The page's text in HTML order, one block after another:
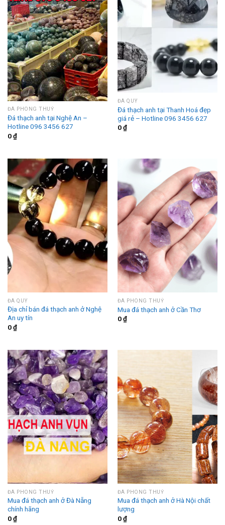
ĐÁ PHONG THUỶ
Đá thạch anh tại Nghệ An –
Hotline 096 3456 627
0₫
ĐÁ QUÝ
Đá thạch anh tại Thanh Hoá đẹp
giá rẻ – Hotline 096 3456 627
0₫
ĐÁ QUÝ
Địa chỉ bán đá thạch anh ở Nghệ
An uy tín
0₫
ĐÁ PHONG THUỶ
Mua đá thạch anh ở Cần Thơ
0₫
ĐÁ PHONG THUỶ
Mua đá thạch anh ở Đà Nẵng
chính hãng
0₫
ĐÁ PHONG THUỶ
Mua đá thạch anh ở Hà Nội chất
lượng
0₫